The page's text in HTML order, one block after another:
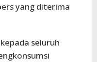
yang diterima
seluruh